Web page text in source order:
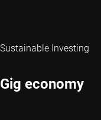
Sustainable Investing
Gig economy